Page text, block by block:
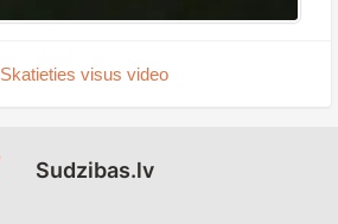
Skatieties visus video
Sudzibas.lv